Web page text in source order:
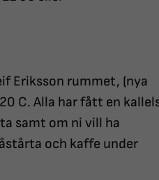
Eriksson rummet, (nya
C. Alla har fått en
samt om ni vill ha
och kaffe under